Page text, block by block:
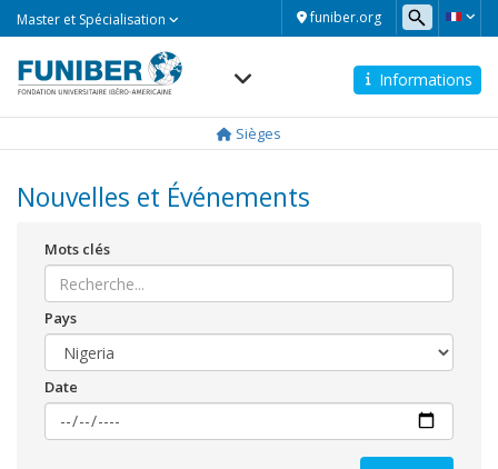
funiber.org
Master et Spécialisation
Informations
Sièges
Nouvelles et Événements
Mots clés
Pays
Date